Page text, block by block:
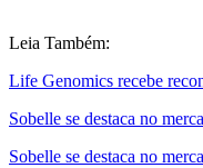
Leia Também:
Life Genomics recebe
Sobelle se destaca no
Sobelle se destaca no